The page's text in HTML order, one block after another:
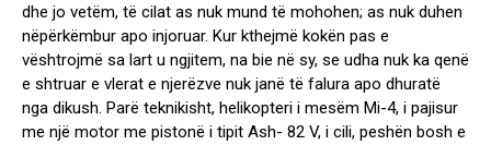
dhe jo vetëm, të cilat as nuk mund të mohohen; as nuk duhen
nëpërkëmbur apo injoruar. Kur kthejmë kokën pas e
vështrojmë sa lart u ngjitem, na bie në sy, se udha nuk ka qenë
e shtruar e vlerat e njerëzve nuk janë të falura apo dhuratë
nga dikush. Parë teknikisht, helikopteri i mesëm Mi-4, i pajisur
me një motor me pistonë i tipit Ash- 82 V, i cili, peshën bosh e